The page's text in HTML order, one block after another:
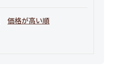
価格が高い順